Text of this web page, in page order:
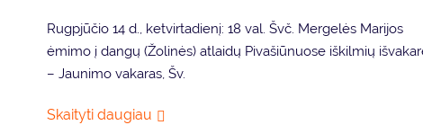
Rugpjūčio 14 d., ketvirtadienį: 18 val. Švč. Mergelės Marijos
ėmimo į dangų (Žolinės) atlaidų Pivašiūnuose iškilmių
– Jaunimo vakaras, Šv.
Skaityti daugiau